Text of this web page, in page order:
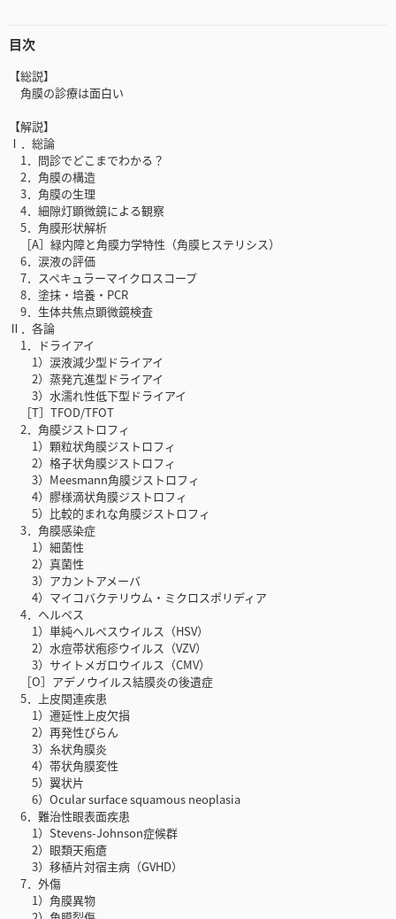
目次
【総説】
角膜の診療は面白い
【解説】
Ⅰ．総論
1．問診でどこまでわかる？
2．角膜の構造
3．角膜の生理
4．細隙灯顕微鏡による観察
5．角膜形状解析
［A］緑内障と角膜力学特性（角膜ヒステリシス）
6．涙液の評価
7．スペキュラーマイクロスコープ
8．塗抹・培養・PCR
9．生体共焦点顕微鏡検査
Ⅱ．各論
1．ドライアイ
1）涙液減少型ドライアイ
2）蒸発亢進型ドライアイ
3）水濡れ性低下型ドライアイ
［T］TFOD/TFOT
2．角膜ジストロフィ
1）顆粒状角膜ジストロフィ
2）格子状角膜ジストロフィ
3）Meesmann角膜ジストロフィ
4）膠様滴状角膜ジストロフィ
5）比較的まれな角膜ジストロフィ
3．角膜感染症
1）細菌性
2）真菌性
3）アカントアメーバ
4）マイコバクテリウム・ミクロスポリディア
4．ヘルペス
1）単純ヘルペスウイルス（HSV）
2）水痘帯状疱疹ウイルス（VZV）
3）サイトメガロウイルス（CMV）
［O］アデノウイルス結膜炎の後遺症
5．上皮関連疾患
1）遷延性上皮欠損
2）再発性びらん
3）糸状角膜炎
4）帯状角膜変性
5）翼状片
6）Ocular surface squamous neoplasia
6．難治性眼表面疾患
1）Stevens-Johnson症候群
2）眼類天疱瘡
3）移植片対宿主病（GVHD）
7．外傷
1）角膜異物